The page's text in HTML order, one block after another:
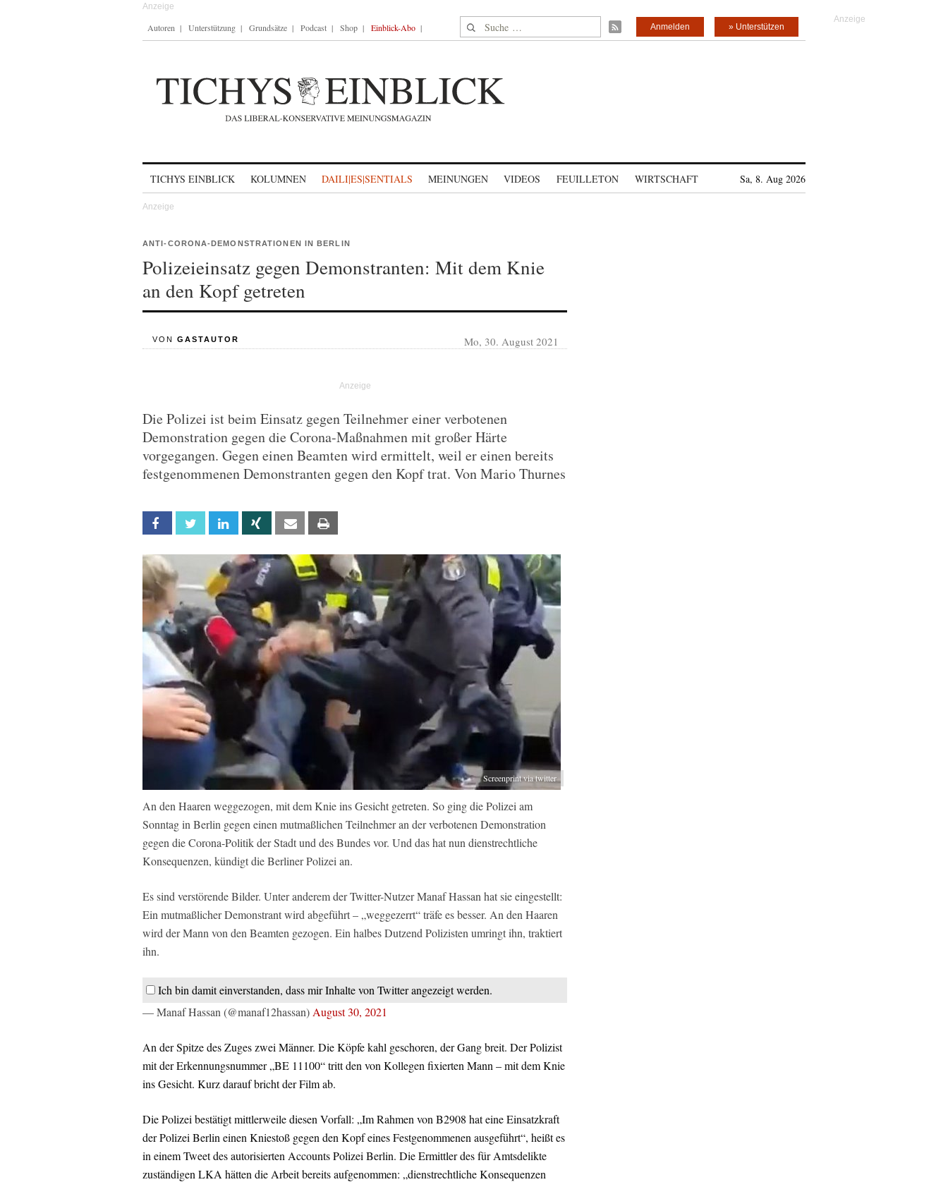
Autoren Unterstützung Grundsätze Podcast Shop Einblick-Abo Suche nach: » Unterstützen
Anmelden
TICHYS EINBLICK KOLUMNEN DAILI|ES|SENTIALS MEINUNGEN VIDEOS FEUILLETON WIRTSCHAFT Sa, 8. Aug 2026
ANTI-CORONA-DEMONSTRATIONEN IN BERLIN
Polizeieinsatz gegen Demonstranten: Mit dem Knie
an den Kopf getreten
VON GASTAUTOR Mo, 30. August 2021
Die Polizei ist beim Einsatz gegen Teilnehmer einer verbotenen
Demonstration gegen die Corona-Maßnahmen mit großer Härte
vorgegangen. Gegen einen Beamten wird ermittelt, weil er einen bereits
festgenommenen Demonstranten gegen den Kopf trat. Von Mario Thurnes
Facebook Twitter Linkedin Xing Email
Screenprint via twitter
An den Haaren weggezogen, mit dem Knie ins Gesicht getreten. So ging die Polizei am
Sonntag in Berlin gegen einen mutmaßlichen Teilnehmer an der verbotenen Demonstration
gegen die Corona-Politik der Stadt und des Bundes vor. Und das hat nun dienstrechtliche
Konsequenzen, kündigt die Berliner Polizei an.
Es sind verstörende Bilder. Unter anderem der Twitter-Nutzer Manaf Hassan hat sie eingestellt:
Ein mutmaßlicher Demonstrant wird abgeführt – „weggezerrt“ träfe es besser. An den Haaren
wird der Mann von den Beamten gezogen. Ein halbes Dutzend Polizisten umringt ihn, traktiert
ihn.
Ich bin damit einverstanden, dass mir Inhalte von Twitter angezeigt werden.
— Manaf Hassan (@manaf12hassan) August 30, 2021
An der Spitze des Zuges zwei Männer. Die Köpfe kahl geschoren, der Gang breit. Der Polizist
mit der Erkennungsnummer „BE 11100“ tritt den von Kollegen fixierten Mann – mit dem Knie
ins Gesicht. Kurz darauf bricht der Film ab.
Die Polizei bestätigt mittlerweile diesen Vorfall: „Im Rahmen von B2908 hat eine Einsatzkraft
der Polizei Berlin einen Kniestoß gegen den Kopf eines Festgenommenen ausgeführt“, heißt es
in einem Tweet des autorisierten Accounts Polizei Berlin. Die Ermittler des für Amtsdelikte
zuständigen LKA hätten die Arbeit bereits aufgenommen: „dienstrechtliche Konsequenzen